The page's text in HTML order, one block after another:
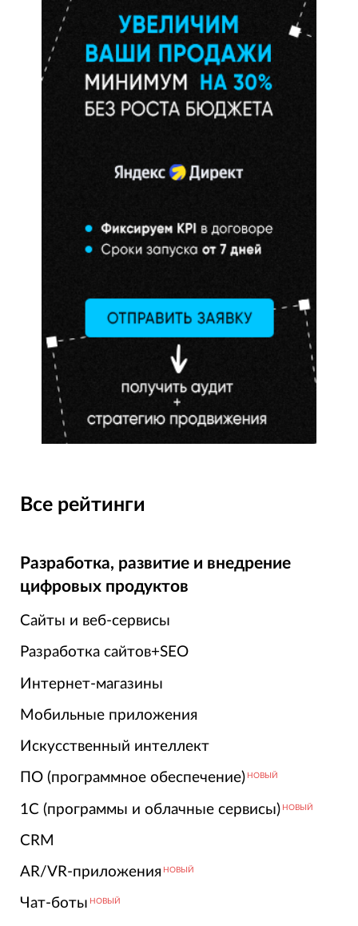
Все рейтинги
Разработка, развитие и внедрение
цифровых продуктов
Сайты и веб-сервисы
Разработка сайтов+SEO
Интернет-магазины
Мобильные приложения
Искусственный интеллект
ПО (программное обеспечение) НОВЫЙ
1С (программы и облачные сервисы) НОВЫЙ
CRM
AR/VR-приложения НОВЫЙ
Чат-боты НОВЫЙ